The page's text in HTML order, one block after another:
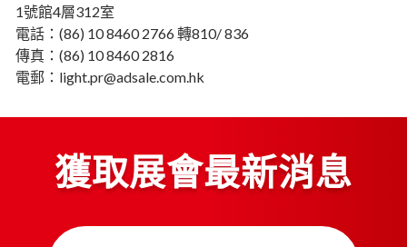
1號館4層312室
電話：(86) 10 8460 2766 轉810/ 836
傳真：(86) 10 8460 2816
電郵：light.pr@adsale.com.hk
獲取展會最新消息